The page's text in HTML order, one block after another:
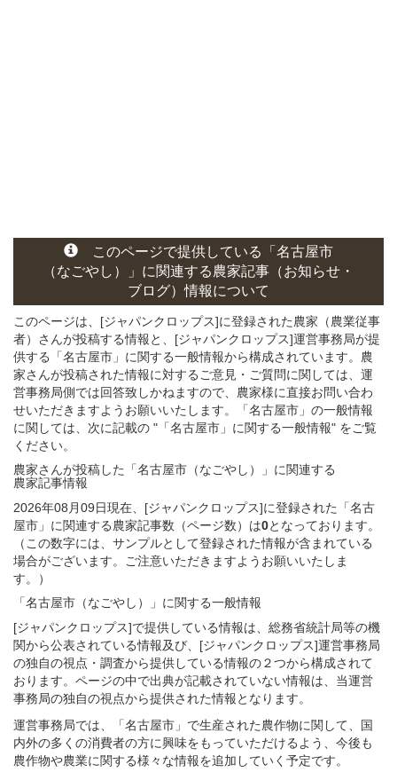
このページで提供している
「名古屋市
（なごやし）」 に関連する農家記事（お知らせ・
ブログ）情報について
このページは、[ジャパンクロップス]に登録された農家（農業従事
者）さんが投稿する情報と、[ジャパンクロップス]運営事務局が提
供する「名古屋市」に関する一般情報から構成されています。農
家さんが投稿された情報に対するご意見・ご質問に関しては、運
営事務局側では回答致しかねますので、農家様に直接お問い合わ
せいただきますようお願いいたします。「名古屋市」の一般情報
に関しては、次に記載の "「名古屋市」に関する一般情報" をご覧
ください。
農家さんが投稿した「名古屋市（なごやし）」 に関連する
農家記事情報
2026年08月09日現在、[ジャパンクロップス]に登録された「名古
屋市」に関連する農家記事数（ページ数）は0となっております。
（この数字には、サンプルとして登録された情報が含まれている
場合がございます。ご注意いただきますようお願いいたしま
す。）
「名古屋市（なごやし）」 に関する一般情報
[ジャパンクロップス]で提供している情報は、総務省統計局等の機
関から公表されている情報及び、[ジャパンクロップス]運営事務局
の独自の視点・調査から提供している情報の２つから構成されて
おります。ページの中で出典が記載されていない情報は、当運営
事務局の独自の視点から提供された情報となります。
運営事務局では、「名古屋市」で生産された農作物に関して、国
内外の多くの消費者の方に興味をもっていただけるよう、今後も
農作物や農業に関する様々な情報を追加していく予定です。